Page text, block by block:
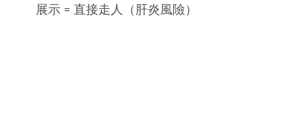
展示 = 直接走人（肝炎風險）